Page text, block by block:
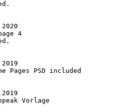
4
Pages PSD included
Vorlage